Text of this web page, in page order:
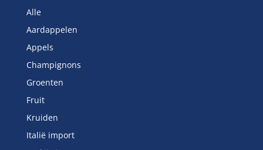
Alle
Aardappelen
Appels
Champignons
Groenten
Fruit
Kruiden
Italië import